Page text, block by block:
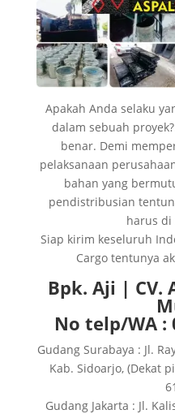
Apakah Anda selaku
dalam sebuah
benar. Demi
pelaksanaan
bahan yang
pendistribusian
harus di
Siap kirim keseluruh
Cargo tentunya
Bpk. Aji | CV.
No telp/WA :
Gudang Surabaya : Jl.
Kab. Sidoarjo, (Dekat
Gudang Jakarta : Jl.